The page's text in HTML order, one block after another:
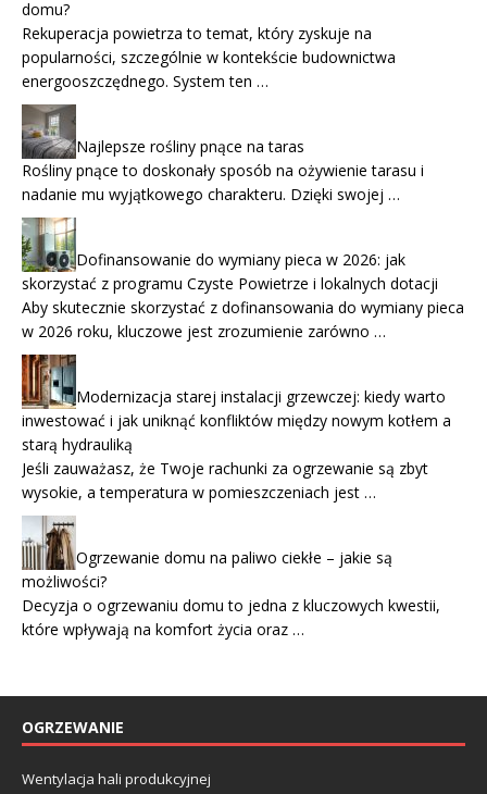
domu?
Rekuperacja powietrza to temat, który zyskuje na
popularności, szczególnie w kontekście budownictwa
energooszczędnego. System ten …
Najlepsze rośliny pnące na taras
Rośliny pnące to doskonały sposób na ożywienie tarasu i
nadanie mu wyjątkowego charakteru. Dzięki swojej …
Dofinansowanie do wymiany pieca w 2026: jak
skorzystać z programu Czyste Powietrze i lokalnych dotacji
Aby skutecznie skorzystać z dofinansowania do wymiany pieca
w 2026 roku, kluczowe jest zrozumienie zarówno …
Modernizacja starej instalacji grzewczej: kiedy warto
inwestować i jak uniknąć konfliktów między nowym kotłem a
starą hydrauliką
Jeśli zauważasz, że Twoje rachunki za ogrzewanie są zbyt
wysokie, a temperatura w pomieszczeniach jest …
Ogrzewanie domu na paliwo ciekłe – jakie są
możliwości?
Decyzja o ogrzewaniu domu to jedna z kluczowych kwestii,
które wpływają na komfort życia oraz …
OGRZEWANIE
Wentylacja hali produkcyjnej